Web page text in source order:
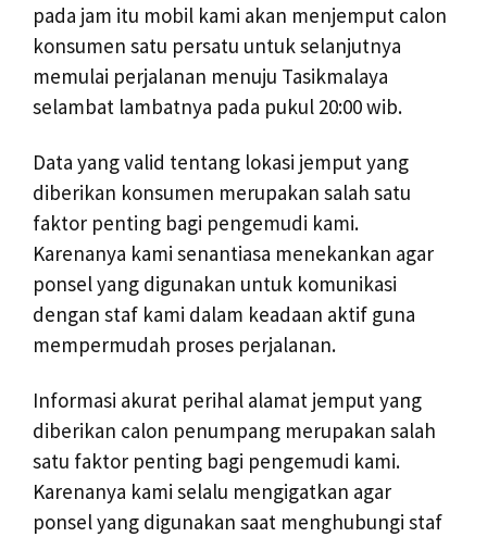
pada jam itu mobil kami akan menjemput calon
konsumen satu persatu untuk selanjutnya
memulai perjalanan menuju Tasikmalaya
selambat lambatnya pada pukul 20:00 wib.
Data yang valid tentang lokasi jemput yang
diberikan konsumen merupakan salah satu
faktor penting bagi pengemudi kami.
Karenanya kami senantiasa menekankan agar
ponsel yang digunakan untuk komunikasi
dengan staf kami dalam keadaan aktif guna
mempermudah proses perjalanan.
Informasi akurat perihal alamat jemput yang
diberikan calon penumpang merupakan salah
satu faktor penting bagi pengemudi kami.
Karenanya kami selalu mengigatkan agar
ponsel yang digunakan saat menghubungi staf